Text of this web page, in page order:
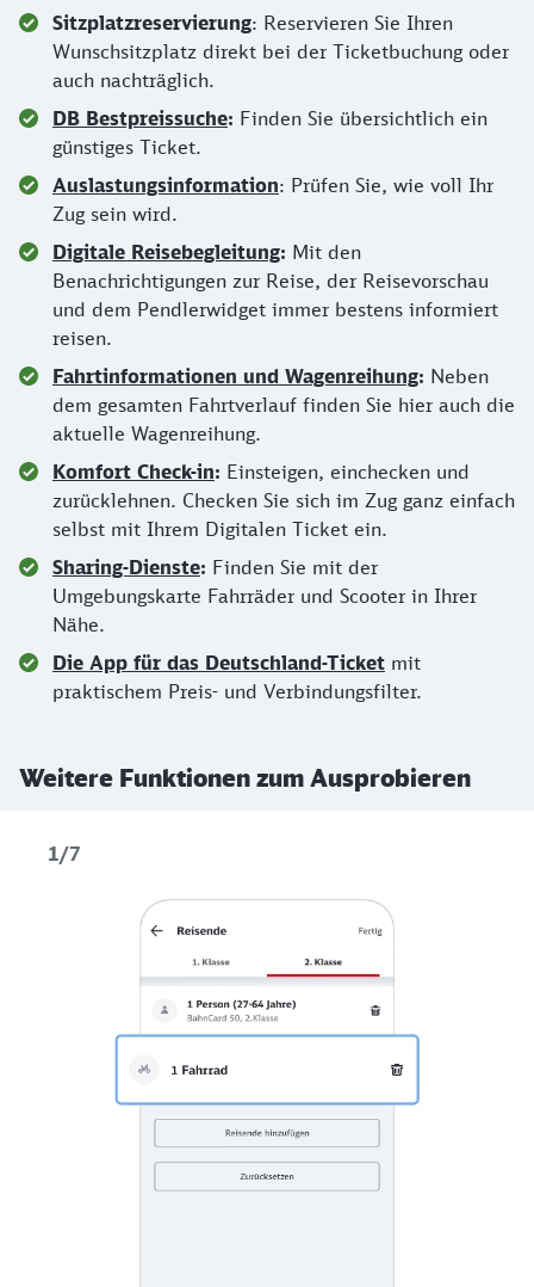
Sitzplatzreservierung: Reservieren Sie Ihren
Wunschsitzplatz direkt bei der Ticketbuchung oder
auch nachträglich.
DB Bestpreissuche: Finden Sie übersichtlich ein
günstiges Ticket.
Auslastungsinformation: Prüfen Sie, wie voll Ihr
Zug sein wird.
Digitale Reisebegleitung: Mit den
Benachrichtigungen zur Reise, der Reisevorschau
und dem Pendlerwidget immer bestens informiert
reisen.
Fahrtinformationen und Wagenreihung: Neben
dem gesamten Fahrtverlauf finden Sie hier auch die
aktuelle Wagenreihung.
Komfort Check-in: Einsteigen, einchecken und
zurücklehnen. Checken Sie sich im Zug ganz einfach
selbst mit Ihrem Digitalen Ticket ein.
Sharing-Dienste: Finden Sie mit der
Umgebungskarte Fahrräder und Scooter in Ihrer
Nähe.
Die App für das Deutschland-Ticket mit
praktischem Preis- und Verbindungsfilter.
Weitere Funktionen zum Ausprobieren
1/7